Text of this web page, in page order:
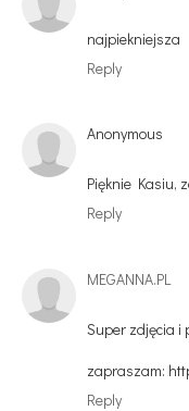
najpiekniejsza
Reply
Anonymous
Pięknie Kasiu,
Reply
MEGANNA.PL
Super zdjęcia i
zapraszam:
Reply